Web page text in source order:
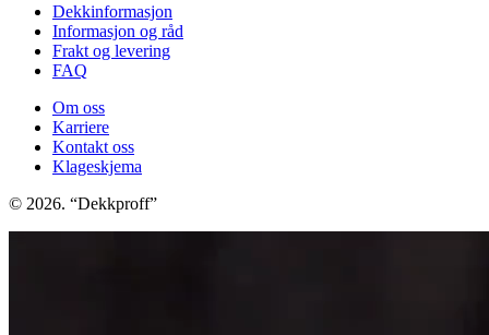
Dekkinformasjon
Informasjon og råd
Frakt og levering
FAQ
Om oss
Karriere
Kontakt oss
Klageskjema
© 2026. “Dekkproff”